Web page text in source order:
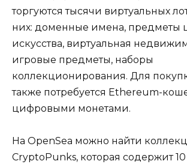
торгуются тысячи виртуальных
них: доменные имена, предметы
искусства, виртуальная
игровые предметы, наборы
коллекционирования. Для
также потребуется Ethereum-
цифровыми монетами.
На OpenSea можно найти
CryptoPunks, которая содержит 10